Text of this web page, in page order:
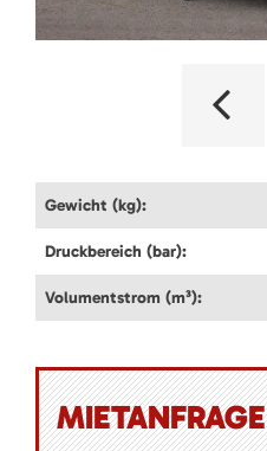
Gewicht (kg):
Druckbereich (bar):
Volumentstrom (m³):
MIETANFRAGE